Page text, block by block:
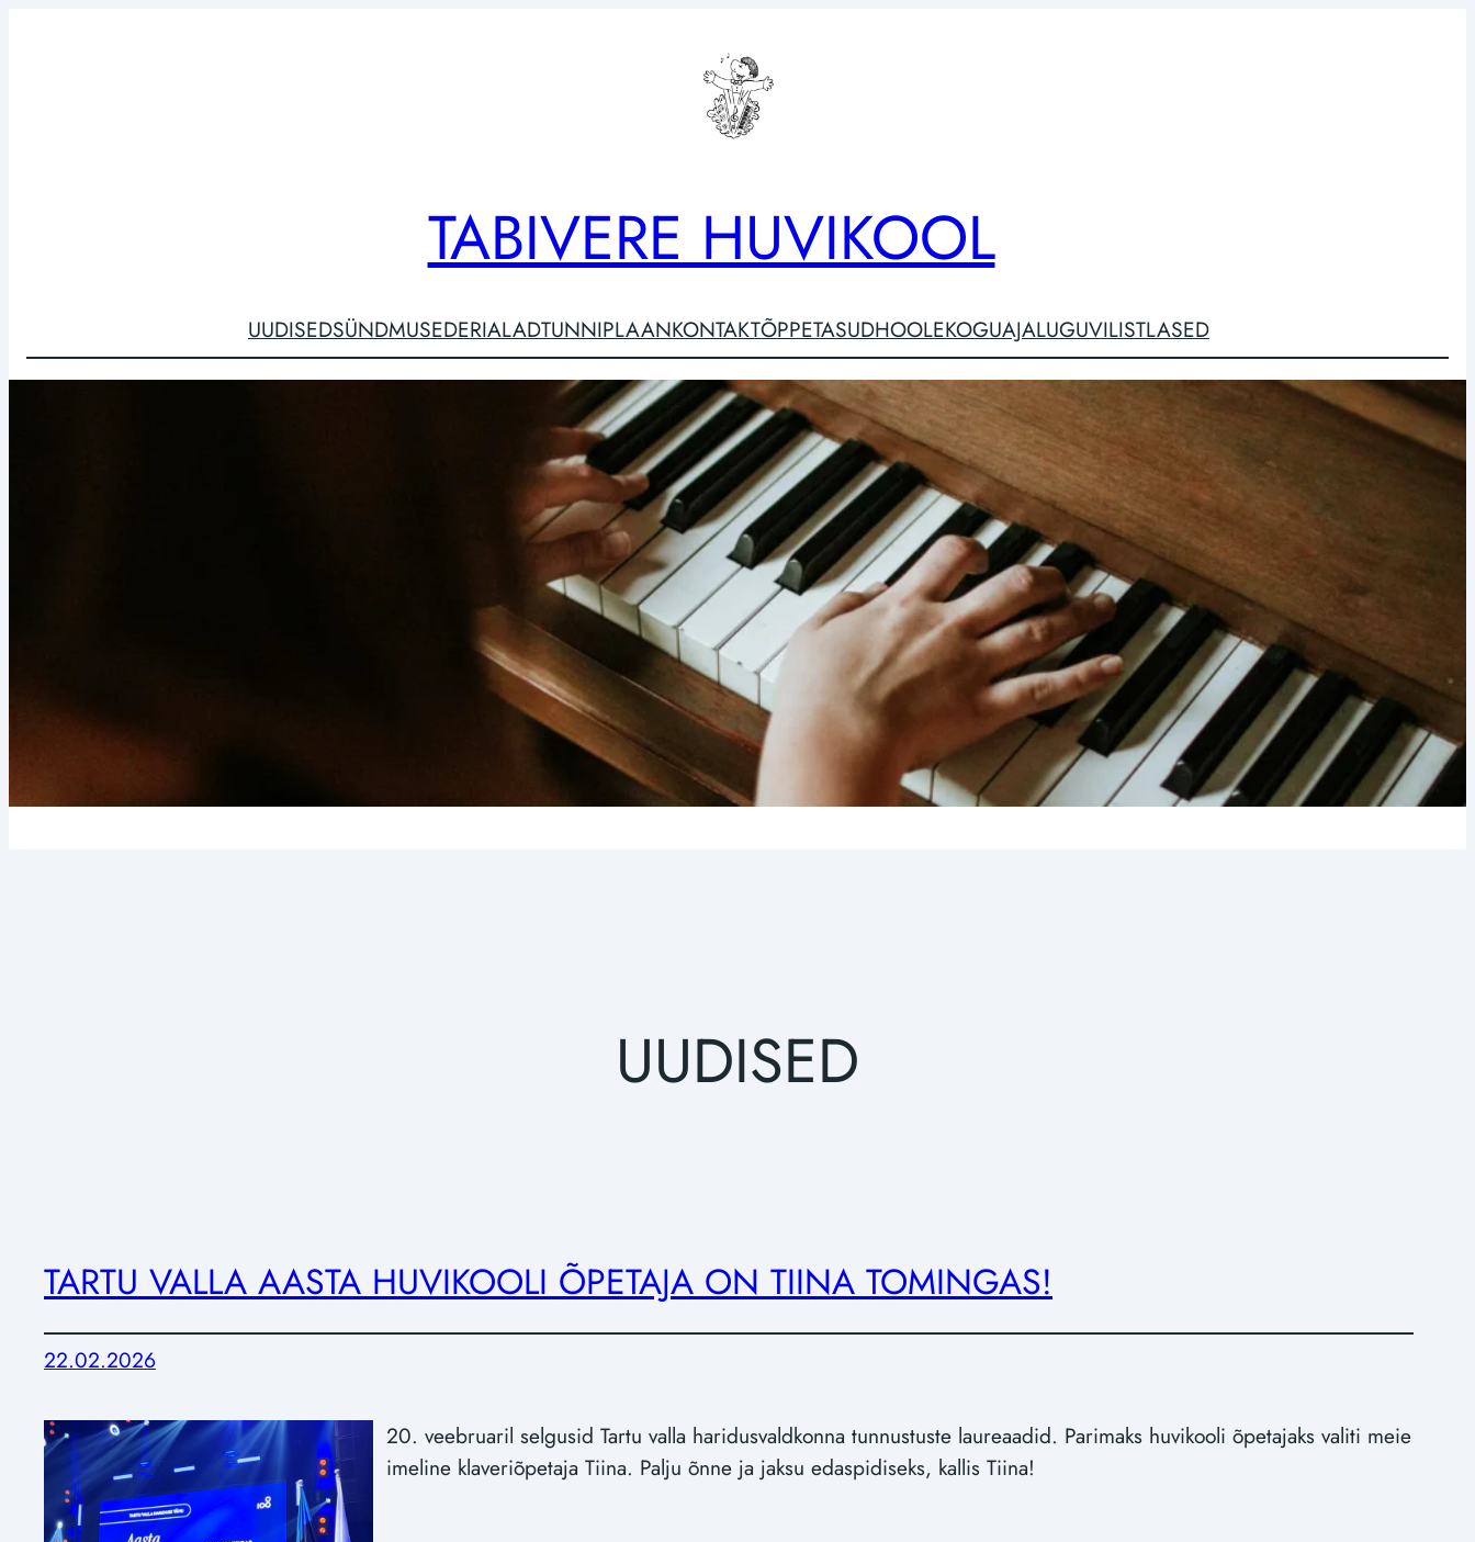
TABIVERE HUVIKOOL
UUDISEDSÜNDMUSEDERIALADTUNNIPLAANKONTAKTÕPPETASUDHOOLEKOGUAJALUGUVILISTLASED
UUDISED
TARTU VALLA AASTA HUVIKOOLI ÕPETAJA ON TIINA TOMINGAS!
22.02.2026
20. veebruaril selgusid Tartu valla haridusvaldkonna tunnustuste laureaadid. Parimaks huvikooli õpetajaks valiti meie
imeline klaveriõpetaja Tiina. Palju õnne ja jaksu edaspidiseks, kallis Tiina!